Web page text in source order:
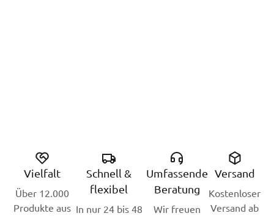
Vielfalt
Über 12.000
Produkte aus
Schnell &
flexibel
In nur 24 bis 48
Umfassende
Beratung
Wir freuen
Versand
Kostenloser
Versand ab